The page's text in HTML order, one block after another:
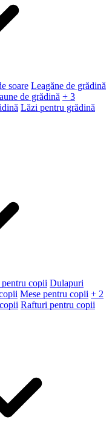
soare Leagăne de grădină
de grădină + 3
Lăzi pentru grădină
copii Dulapuri
Mese pentru copii + 2
Rafturi pentru copii